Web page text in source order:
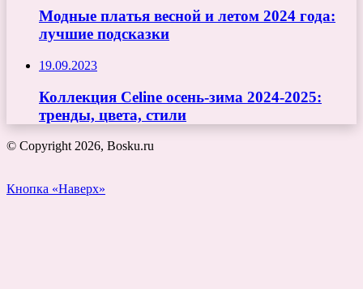
Модные платья весной и летом 2024 года:
лучшие подсказки
19.09.2023
Коллекция Celine осень-зима 2024-2025:
тренды, цвета, стили
© Copyright 2026, Bosku.ru
Кнопка «Наверх»